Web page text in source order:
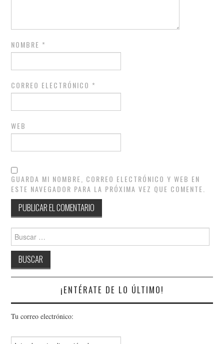
NOMBRE *
CORREO ELECTRÓNICO *
WEB
GUARDA MI NOMBRE, CORREO ELECTRÓNICO Y WEB EN
ESTE NAVEGADOR PARA LA PRÓXIMA VEZ QUE COMENTE.
Buscar:
¡ENTÉRATE DE LO ÚLTIMO!
Tu correo electrónico: